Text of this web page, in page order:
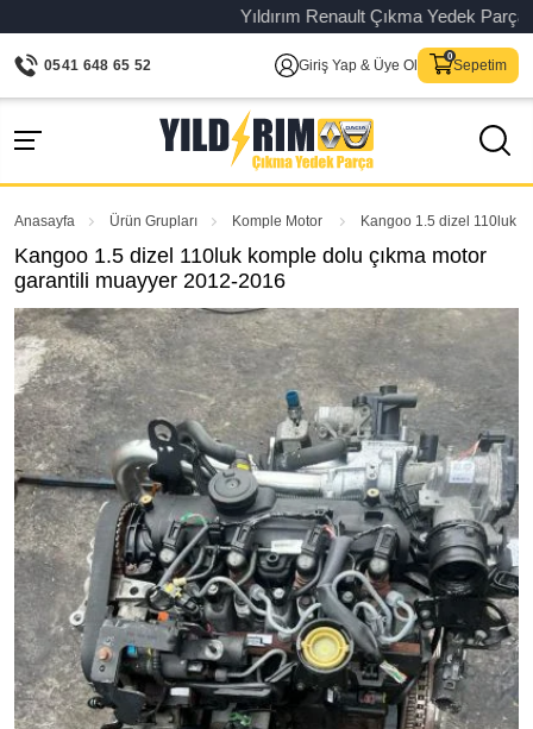
Yıldırım Renault Çıkma Yedek Parça
0541 648 65 52 Giriş Yap & Üye Ol Sepetim
Anasayfa Ürün Grupları Komple Motor Kangoo 1.5 dizel 110luk
Kangoo 1.5 dizel 110luk komple dolu çıkma motor
garantili muayyer 2012-2016